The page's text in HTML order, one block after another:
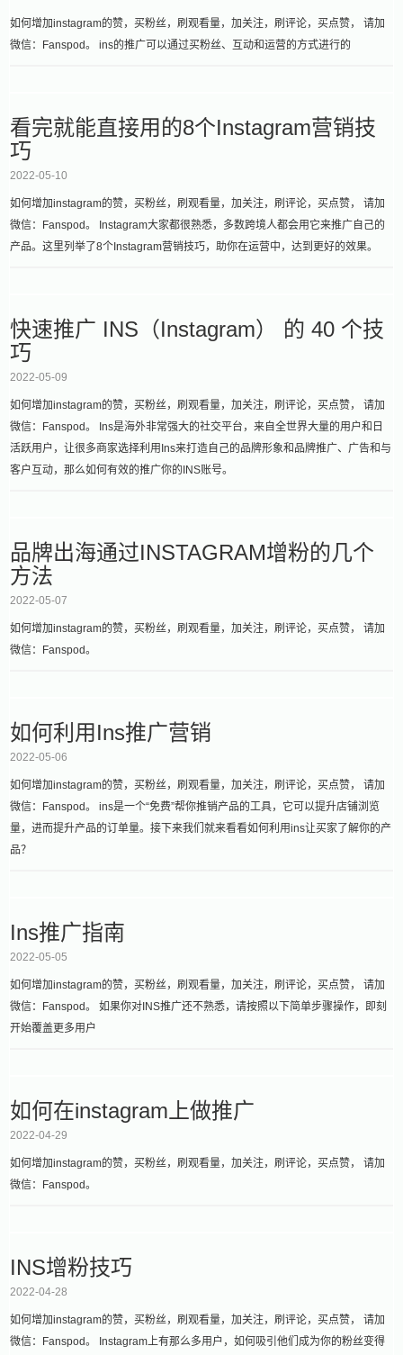
如何增加instagram的赞，买粉丝，刷观看量，加关注，刷评论，买点赞， 请加
微信：Fanspod。 ins的推广可以通过买粉丝、互动和运营的方式进行的
看完就能直接用的8个Instagram营销技
巧
2022-05-10
如何增加instagram的赞，买粉丝，刷观看量，加关注，刷评论，买点赞， 请加
微信：Fanspod。 Instagram大家都很熟悉，多数跨境人都会用它来推广自己的
产品。这里列举了8个Instagram营销技巧，助你在运营中，达到更好的效果。
快速推广 INS（Instagram） 的 40 个技
巧
2022-05-09
如何增加instagram的赞，买粉丝，刷观看量，加关注，刷评论，买点赞， 请加
微信：Fanspod。 Ins是海外非常强大的社交平台，来自全世界大量的用户和日
活跃用户，让很多商家选择利用Ins来打造自己的品牌形象和品牌推广、广告和与
客户互动，那么如何有效的推广你的INS账号。
品牌出海通过INSTAGRAM增粉的几个
方法
2022-05-07
如何增加instagram的赞，买粉丝，刷观看量，加关注，刷评论，买点赞， 请加
微信：Fanspod。
如何利用Ins推广营销
2022-05-06
如何增加instagram的赞，买粉丝，刷观看量，加关注，刷评论，买点赞， 请加
微信：Fanspod。 ins是一个“免费”帮你推销产品的工具，它可以提升店铺浏览
量，进而提升产品的订单量。接下来我们就来看看如何利用ins让买家了解你的产
品？
Ins推广指南
2022-05-05
如何增加instagram的赞，买粉丝，刷观看量，加关注，刷评论，买点赞， 请加
微信：Fanspod。 如果你对INS推广还不熟悉，请按照以下简单步骤操作，即刻
开始覆盖更多用户
如何在instagram上做推广
2022-04-29
如何增加instagram的赞，买粉丝，刷观看量，加关注，刷评论，买点赞， 请加
微信：Fanspod。
INS增粉技巧
2022-04-28
如何增加instagram的赞，买粉丝，刷观看量，加关注，刷评论，买点赞， 请加
微信：Fanspod。 Instagram上有那么多用户，如何吸引他们成为你的粉丝变得